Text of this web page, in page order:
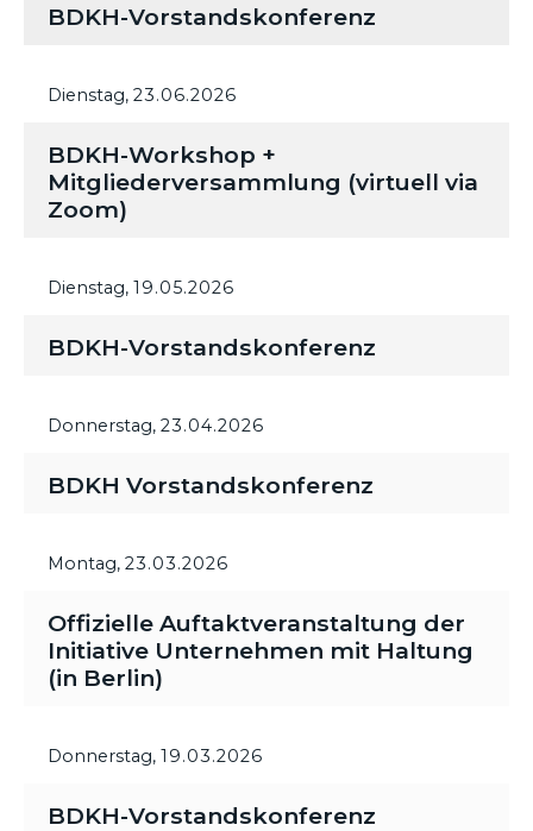
BDKH-Vorstandskonferenz
Dienstag, 23.06.2026
BDKH-Workshop +
Mitgliederversammlung (virtuell via
Zoom)
Dienstag, 19.05.2026
BDKH-Vorstandskonferenz
Donnerstag, 23.04.2026
BDKH Vorstandskonferenz
Montag, 23.03.2026
Offizielle Auftaktveranstaltung der
Initiative Unternehmen mit Haltung
(in Berlin)
Donnerstag, 19.03.2026
BDKH-Vorstandskonferenz